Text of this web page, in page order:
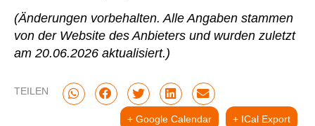
(Änderungen vorbehalten. Alle Angaben stammen
von der Website des Anbieters und wurden zuletzt
am 20.06.2026 aktualisiert.)
TEILEN
+ Google Calendar + ICal Export